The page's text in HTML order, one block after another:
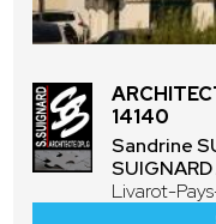
14140
Sandrine
Livarot-